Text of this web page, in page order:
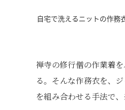
自宅で洗えるニットの作務
禅寺の修行僧の作業着
る。そんな作務衣を、
を組み合わせる手法で